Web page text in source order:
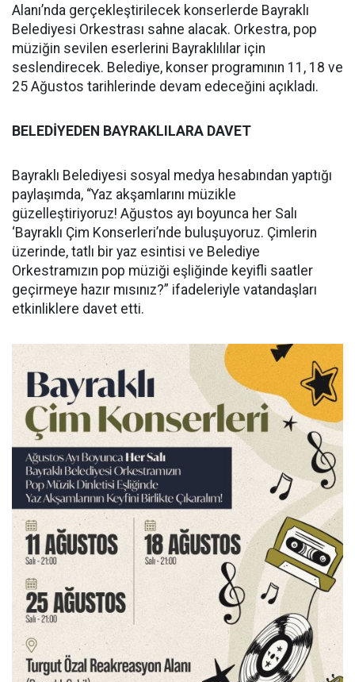
Alanı’nda gerçekleştirilecek konserlerde Bayraklı
Belediyesi Orkestrası sahne alacak. Orkestra, pop
müziğin sevilen eserlerini Bayraklılılar için
seslendirecek. Belediye, konser programının 11, 18 ve
25 Ağustos tarihlerinde devam edeceğini açıkladı.
BELEDİYEDEN BAYRAKLILARA DAVET
Bayraklı Belediyesi sosyal medya hesabından yaptığı
paylaşımda, “Yaz akşamlarını müzikle
güzelleştiriyoruz! Ağustos ayı boyunca her Salı
‘Bayraklı Çim Konserleri’nde buluşuyoruz. Çimlerin
üzerinde, tatlı bir yaz esintisi ve Belediye
Orkestramızın pop müziği eşliğinde keyifli saatler
geçirmeye hazır mısınız?” ifadeleriyle vatandaşları
etkinliklere davet etti.